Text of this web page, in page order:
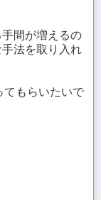
間が増えるの
法を取り入れ
てもらいたいで